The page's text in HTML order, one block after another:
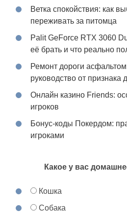
Ветка спокойствия: как
переживать за питомца
Palit GeForce RTX 3060
её брать и что реально
Ремонт дороги
руководство от признака
Онлайн казино Friends:
игроков
Бонус-коды Покердом:
игроками
Какое у вас
Кошка
Собака